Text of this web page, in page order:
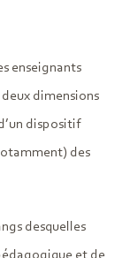
enseignants
dimensions
dispositif
des
desquelles